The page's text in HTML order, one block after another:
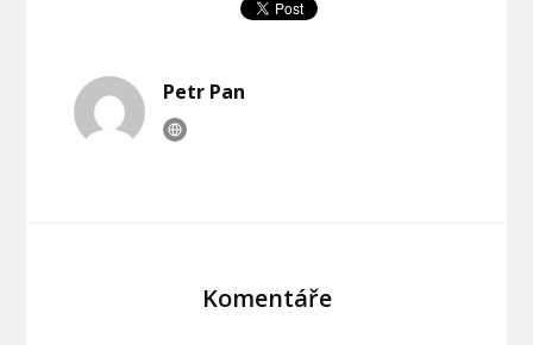
Petr Pan
Komentáře